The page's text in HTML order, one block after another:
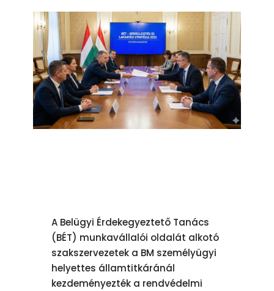
A Belügyi Érdekegyeztető Tanács
(BÉT) munkavállalói oldalát alkotó
szakszervezetek a BM személyügyi
helyettes államtitkáránál
kezdeményezték a rendvédelmi